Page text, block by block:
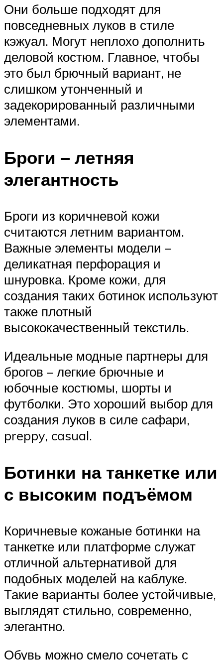
Они больше подходят для
повседневных луков в стиле
кэжуал. Могут неплохо дополнить
деловой костюм. Главное, чтобы
это был брючный вариант, не
слишком утонченный и
задекорированный различными
элементами.
Броги – летняя
элегантность
Броги из коричневой кожи
считаются летним вариантом.
Важные элементы модели –
деликатная перфорация и
шнуровка. Кроме кожи, для
создания таких ботинок используют
также плотный
высококачественный текстиль.
Идеальные модные партнеры для
брогов – легкие брючные и
юбочные костюмы, шорты и
футболки. Это хороший выбор для
создания луков в силе сафари,
preppy, casual.
Ботинки на танкетке или
с высоким подъёмом
Коричневые кожаные ботинки на
танкетке или платформе служат
отличной альтернативой для
подобных моделей на каблуке.
Такие варианты более устойчивые,
выглядят стильно, современно,
элегантно.
Обувь можно смело сочетать с